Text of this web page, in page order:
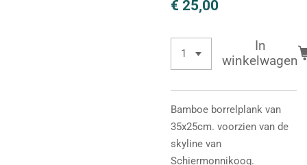
€ 25,00
In
winkelwagen
Bamboe borrelplank van
35x25cm. voorzien van de
skyline van
Schiermonnikoog.